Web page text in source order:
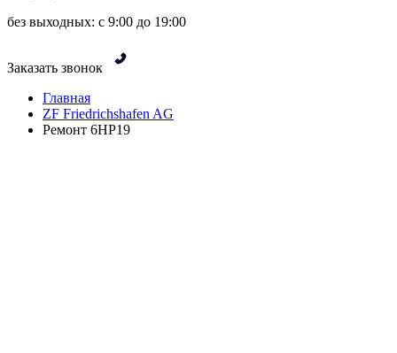
без выходных: с 9:00 до 19:00
Заказать звонок
Главная
ZF Friedrichshafen AG
Ремонт 6HP19